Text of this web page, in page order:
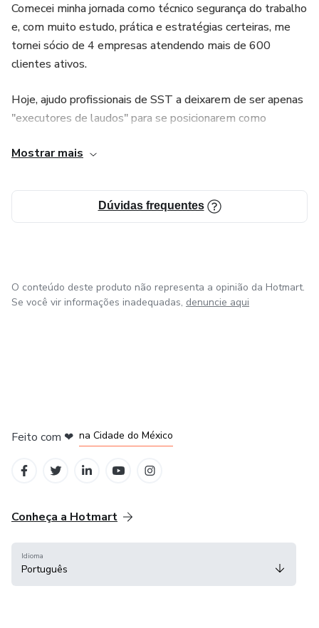
imediato ao método que transforma técnicos e
engenheiros de SST em consultores respeitados e bem
pagos com estrutura, apoio real e plano personalizado.
Comecei minha jornada como técnico segurança do trabalho
e, com muito estudo, prática e estratégias certeiras, me
tornei sócio de 4 empresas atendendo mais de 600
clientes ativos.
Hoje, ajudo profissionais de SST a deixarem de ser apenas
"executores de laudos" para se posicionarem como
experiência com vendas.
Criador da metodologia CQV – Consultoria Que Vende,
acredito que é possível viver bem da área de SST, com
posicionamento, proposta de valor e uma mentalidade de
Mostrar mais
Dúvidas frequentes
O conteúdo deste produto não representa a opinião da Hotmart.
Se você vir informações inadequadas, denuncie aqui
Feito com ❤ na Cidade do México
Conheça a Hotmart
Idioma
Português